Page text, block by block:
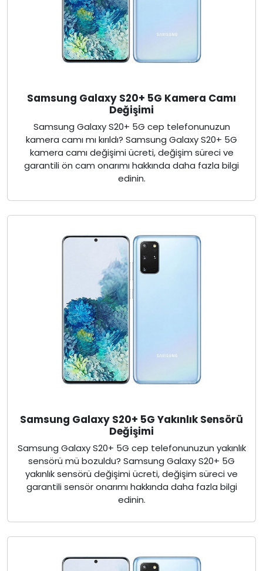
Samsung Galaxy S20+ 5G Kamera Camı
Değişimi
Samsung Galaxy S20+ 5G cep telefonunuzun
kamera camı mı kırıldı? Samsung Galaxy S20+ 5G
kamera camı değişimi ücreti, değişim süreci ve
garantili ön cam onarımı hakkında daha fazla bilgi
edinin.
Samsung Galaxy S20+ 5G Yakınlık Sensörü
Değişimi
Samsung Galaxy S20+ 5G cep telefonunuzun yakınlık
sensörü mü bozuldu? Samsung Galaxy S20+ 5G
yakınlık sensörü değişimi ücreti, değişim süreci ve
garantili sensör onarımı hakkında daha fazla bilgi
edinin.